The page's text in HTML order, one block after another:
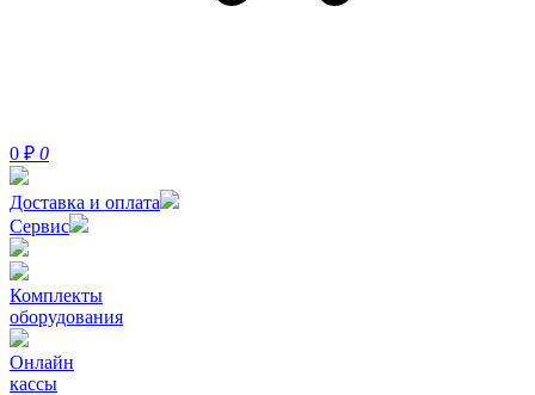
0 ₽ 0
Доставка и оплата
Сервис
Комплекты
оборудования
Онлайн
кассы